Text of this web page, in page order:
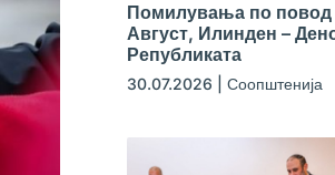
Помилувања по повод
Август, Илинден –
Републиката
30.07.2026 Соопштенија